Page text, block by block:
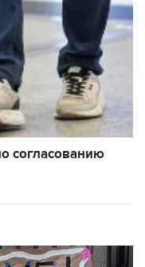
согласованию